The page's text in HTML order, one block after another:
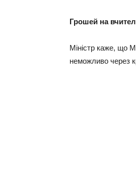
Грошей на
Міністр каже, що
неможливо через